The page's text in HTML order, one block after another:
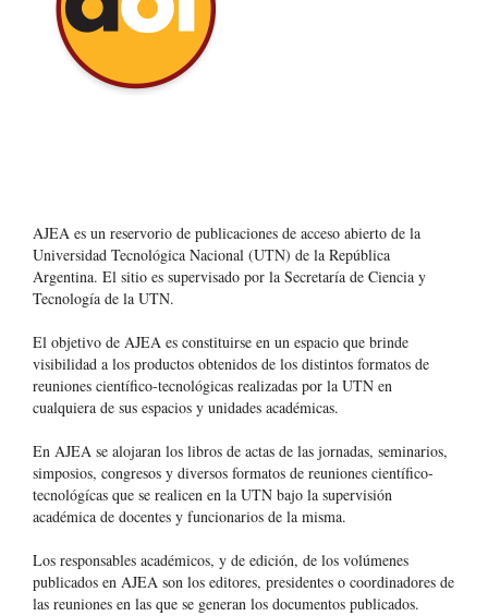
AJEA es un reservorio de publicaciones de acceso abierto de la
Universidad Tecnológica Nacional (UTN) de la República
Argentina. El sitio es supervisado por la Secretaría de Ciencia y
Tecnología de la UTN.
El objetivo de AJEA es constituirse en un espacio que brinde
visibilidad a los productos obtenidos de los distintos formatos de
reuniones científico-tecnológicas realizadas por la UTN en
cualquiera de sus espacios y unidades académicas.
En AJEA se alojaran los libros de actas de las jornadas, seminarios,
simposios, congresos y diversos formatos de reuniones científico-
tecnológícas que se realicen en la UTN bajo la supervisión
académica de docentes y funcionarios de la misma.
Los responsables académicos, y de edición, de los volúmenes
publicados en AJEA son los editores, presidentes o coordinadores de
las reuniones en las que se generan los documentos publicados.